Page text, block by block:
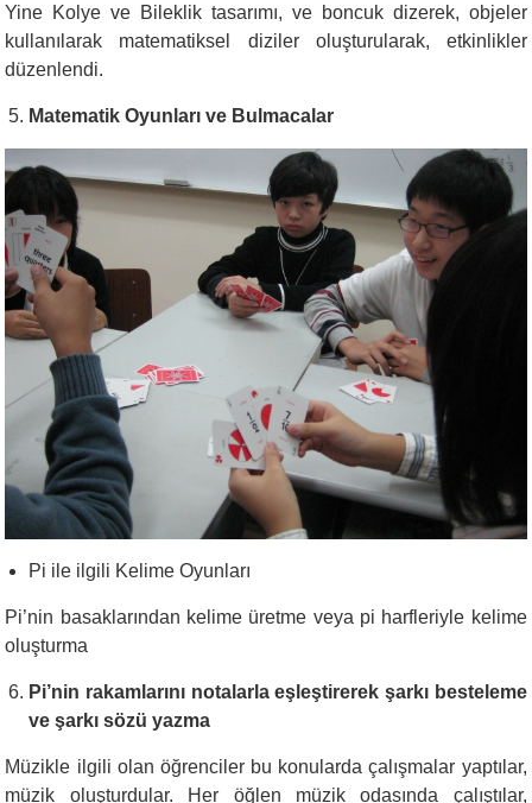
Yine Kolye ve Bileklik tasarımı, ve boncuk dizerek, objeler
kullanılarak matematiksel diziler oluşturularak, etkinlikler
düzenlendi.
Matematik Oyunları ve Bulmacalar
Pi ile ilgili Kelime Oyunları
Pi’nin basaklarından kelime üretme veya pi harfleriyle kelime
oluşturma
Pi’nin rakamlarını notalarla eşleştirerek şarkı besteleme
ve şarkı sözü yazma
Müzikle ilgili olan öğrenciler bu konularda çalışmalar yaptılar,
müzik oluşturdular. Her öğlen müzik odasında çalıştılar,